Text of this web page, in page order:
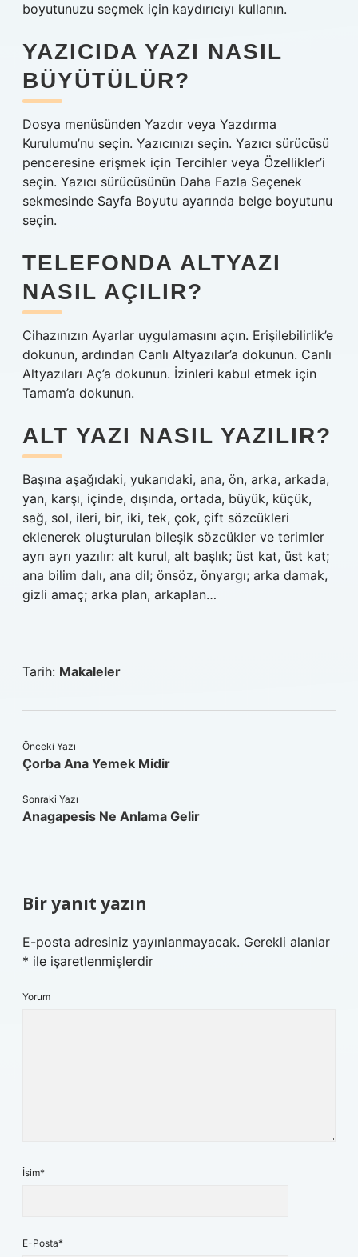
boyutunuzu seçmek için kaydırıcıyı kullanın.
YAZICIDA YAZI NASIL
BÜYÜTÜLÜR?
Dosya menüsünden Yazdır veya Yazdırma
Kurulumu’nu seçin. Yazıcınızı seçin. Yazıcı sürücüsü
penceresine erişmek için Tercihler veya Özellikler’i
seçin. Yazıcı sürücüsünün Daha Fazla Seçenek
sekmesinde Sayfa Boyutu ayarında belge boyutunu
seçin.
TELEFONDA ALTYAZI
NASIL AÇILIR?
Cihazınızın Ayarlar uygulamasını açın. Erişilebilirlik’e
dokunun, ardından Canlı Altyazılar’a dokunun. Canlı
Altyazıları Aç’a dokunun. İzinleri kabul etmek için
Tamam’a dokunun.
ALT YAZI NASIL YAZILIR?
Başına aşağıdaki, yukarıdaki, ana, ön, arka, arkada,
yan, karşı, içinde, dışında, ortada, büyük, küçük,
sağ, sol, ileri, bir, iki, tek, çok, çift sözcükleri
eklenerek oluşturulan bileşik sözcükler ve terimler
ayrı ayrı yazılır: alt kurul, alt başlık; üst kat, üst kat;
ana bilim dalı, ana dil; önsöz, önyargı; arka damak,
gizli amaç; arka plan, arkaplan…
Tarih: Makaleler
Önceki Yazı
Çorba Ana Yemek Midir
Sonraki Yazı
Anagapesis Ne Anlama Gelir
Bir yanıt yazın
E-posta adresiniz yayınlanmayacak. Gerekli alanlar
* ile işaretlenmişlerdir
Yorum
İsim*
E-Posta*